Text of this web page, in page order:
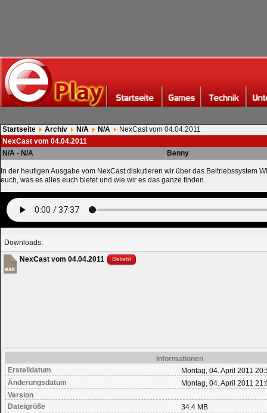
Startseite Archiv N/A N/A
NexCast vom 04.04.2011
NexCast vom 04.04.2011
N/A - N/A
Benny
In der heutigen Ausgabe vom NexCast diskutieren wir über das Beitriebssystem
euch, was es alles euch bietet und wie wir es das ganze finden.
Downloads:
NexCast vom 04.04.2011
Beliebt
Informationen
Erstelldatum
Montag, 04. April 2011
Änderungsdatum
Montag, 04. April 2011
Version
Dateigröße
34.4 MB